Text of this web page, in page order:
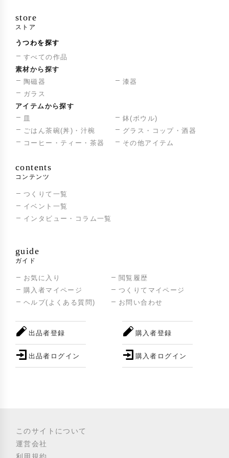
store
ストア
うつわを探す
すべての作品
素材から探す
陶磁器
漆器
ガラス
アイテムから探す
皿
鉢(ボウル)
ごはん茶碗(丼)・汁椀
グラス・コップ・酒器
コーヒー・ティー・茶器
その他アイテム
contents
コンテンツ
つくりて一覧
イベント一覧
インタビュー・コラム一覧
guide
ガイド
お気に入り
閲覧履歴
購入者マイページ
つくりてマイページ
ヘルプ(よくある質問)
お問い合わせ
出品者登録
出品者ログイン
購入者登録
購入者ログイン
このサイトについて
運営会社